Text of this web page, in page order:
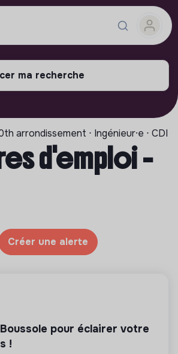
ma recherche
arrondissement ⋅ Ingénieur⸱e ⋅ CDI
d'emploi -
Créer une alerte
pour éclairer votre
!